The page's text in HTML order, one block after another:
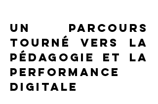
Un parcours
tourné vers la
pédagogie et la
performance
digitale